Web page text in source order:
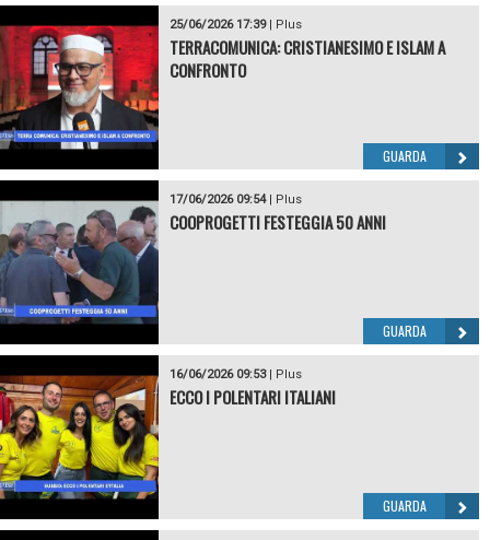
25/06/2026 17:39| Plus
TERRACOMUNICA: CRISTIANESIMO E ISLAM A
CONFRONTO
GUARDA
17/06/2026 09:54| Plus
COOPROGETTI FESTEGGIA 50 ANNI
GUARDA
16/06/2026 09:53| Plus
ECCO I POLENTARI ITALIANI
GUARDA